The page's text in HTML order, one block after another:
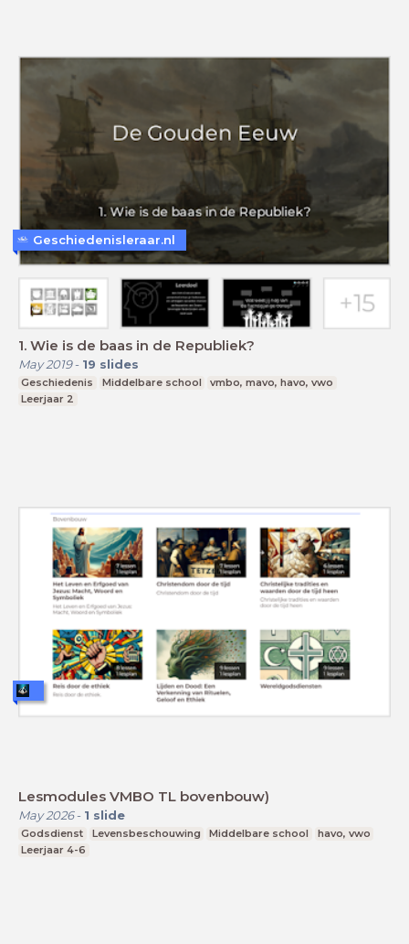
1. Wie is de baas in de Republiek?
May 2019- 19 slides
Geschiedenis Middelbare school
vmbo, mavo, havo, vwo
Leerjaar 2
Geschiedenisleraar.nl
Lesmodules VMBO TL bovenbouw)
May 2026- 1 slide
Godsdienst Levensbeschouwing Middelbare school
havo, vwo
Leerjaar 4-6